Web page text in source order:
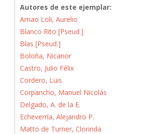
Autores de este ejemplar:
Arnao Loli, Aurelio
Blanco Rito [Pseud.]
Blas [Pseud.]
Boloña, Nicanor
Castro, Julio Félix
Cordero, Luis
Corpancho, Manuel Nicolás
Delgado, A. de la E.
Echeverría, Alejandro P.
Matto de Turner, Clorinda